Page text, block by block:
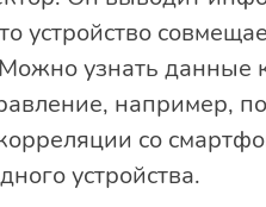
устройство
узнать данные
например,
со
устройства.